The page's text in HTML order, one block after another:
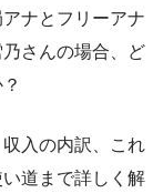
ナとフリーアナ
さんの場合、ど
入の内訳、これ
道まで詳しく解